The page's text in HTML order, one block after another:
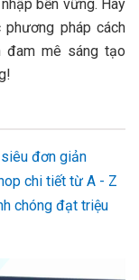
bền vững. Hãy
pháp cách
đam mê sáng tạo
đơn giản
chi tiết từ A - Z
chóng đạt triệu